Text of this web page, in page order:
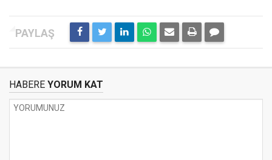
HABERE YORUM KAT